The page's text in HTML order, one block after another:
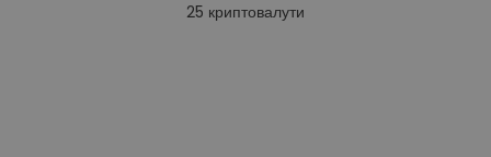
25 криптовалути